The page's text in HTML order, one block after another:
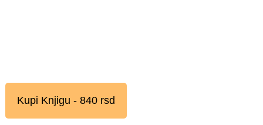
Kupi Knjigu - 840 rsd